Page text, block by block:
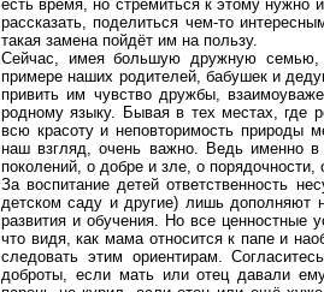
есть время, но стремиться к этому
рассказать, поделиться чем-то
такая замена пойдёт им на пользу.
Сейчас, имея большую дружную семью,
примере наших родителей, бабушек и
привить им чувство дружбы,
родному языку. Бывая в тех местах, где
всю красоту и неповторимость природы
наш взгляд, очень важно. Ведь именно в
поколений, о добре и зле, о порядочности,
За воспитание детей ответственность
детском саду и другие) лишь дополняют
развития и обучения. Но все ценностные
что видя, как мама относится к папе и
следовать этим ориентирам.
доброты, если мать или отец давали